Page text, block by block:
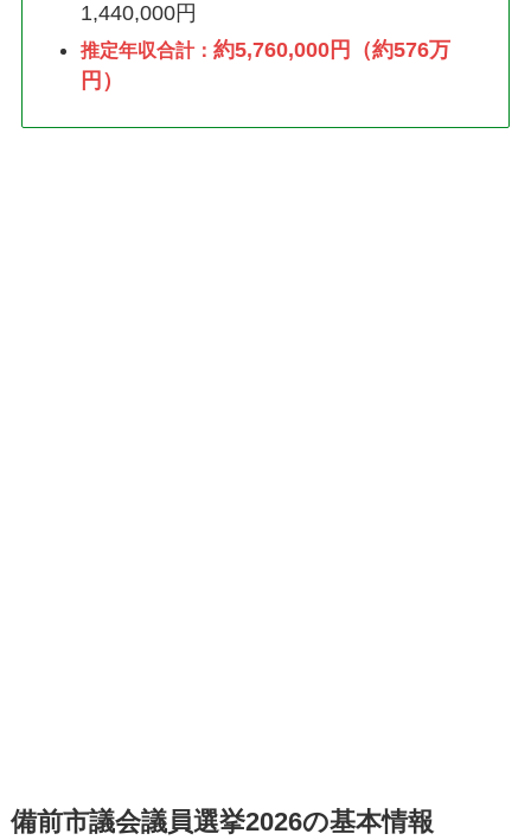
1,440,000円
推定年収合計：約5,760,000円（約576万
円）
備前市議会議員選挙2026の基本情報